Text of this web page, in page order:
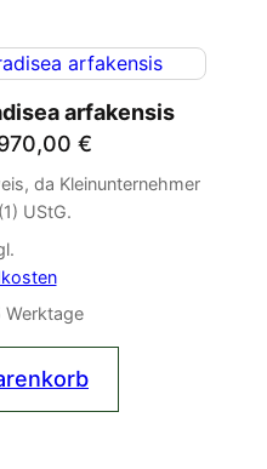
arfakensis
war:
€
€
ist:
€.
da Kleinunternehmer
UStG.
Werktage